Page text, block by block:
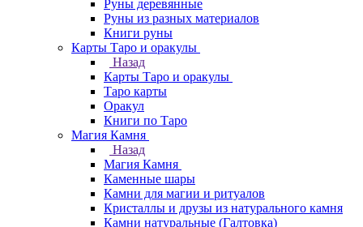
Руны деревянные
Руны из разных материалов
Книги руны
Карты Таро и оракулы
Назад
Карты Таро и оракулы
Таро карты
Оракул
Книги по Таро
Магия Камня
Назад
Магия Камня
Каменные шары
Камни для магии и ритуалов
Кристаллы и друзы из натурального камня
Камни натуральные (Галтовка)